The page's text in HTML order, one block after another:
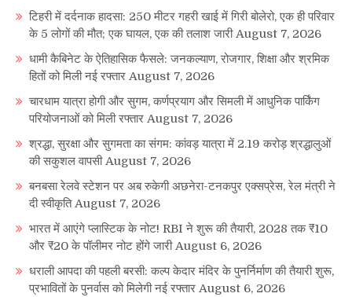
टिहरी में दर्दनाक हादसा: 250 मीटर गहरी खाई में गिरी बोलेरो, एक ही परिवार
के 5 लोगों की मौत; एक घायल, एक की तलाश जारी August 7, 2026
धामी कैबिनेट के ऐतिहासिक फैसले: जनकल्याण, रोजगार, शिक्षा और श्रमिक
हितों को मिली नई रफ्तार August 7, 2026
चारधाम यात्रा होगी और सुगम, कर्णप्रयाग और सिमली में आधुनिक पार्किंग
परियोजनाओं को मिली रफ्तार August 7, 2026
श्रद्धा, सुरक्षा और सुगमता का संगम: कांवड़ यात्रा में 2.19 करोड़ श्रद्धालुओं
की सकुशल वापसी August 7, 2026
बनबसा रेलवे स्टेशन पर अब रुकेगी अछनेरा-टनकपुर एक्सप्रेस, रेल मंत्री ने
दी स्वीकृति August 7, 2026
भारत में आएंगे प्लास्टिक के नोट! RBI ने शुरू की तैयारी, 2028 तक ₹10
और ₹20 के पॉलीमर नोट होंगे जारी August 6, 2026
धराली आपदा की पहली बरसी: कल्प केदार मंदिर के पुनर्निर्माण की तैयारी शुरू,
प्रभावितों के पुनर्वास को मिलेगी नई रफ्तार August 6, 2026